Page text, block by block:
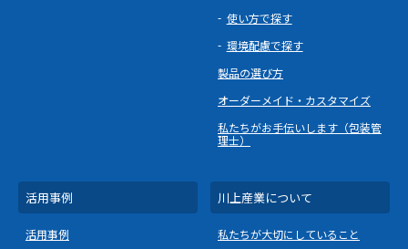
使い方で探す
環境配慮で探す
製品の選び方
オーダーメイド・カスタマイズ
私たちがお手伝いします（包装管
理士）
活用事例
活用事例
川上産業について
私たちが大切にしていること